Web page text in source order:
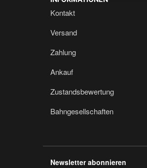
Kontakt
Versand
Zahlung
Ankauf
Zustandsbewertung
Bahngesellschaften
Newsletter abonnieren